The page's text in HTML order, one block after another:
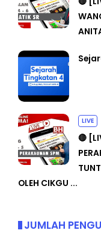
LIVE
🔴
OLEH CIKGU ...
JUMLAH